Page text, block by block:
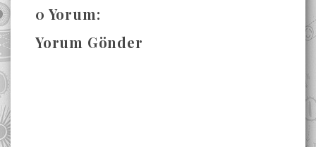
0 Yorum:
Yorum Gönder